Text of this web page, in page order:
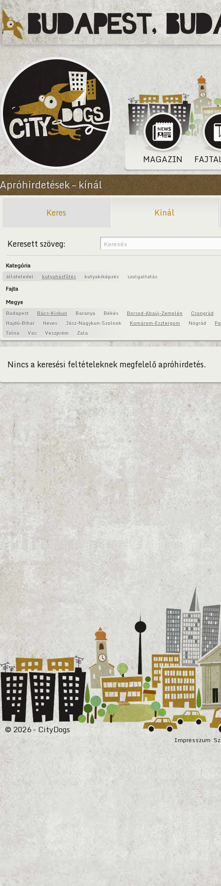
MAGAZIN
Apróhirdetések – kínál
Keres Kínál
Keresett szöveg:
Kategória
állateledel kutyaházfűtés kutyakiképzés szolgaltatás
Fajta
Megye
Budapest Bács-Kiskun Baranya Békés Borsod-Abaúj-Zemplén
Csongrád
Hajdú-Bihar
Heves Jász-Nagykun-Szolnok Komárom-Esztergom Nógrád
Tolna
Vas Veszprém Zala
Nincs a keresési feltételeknek megfelelő apróhirdetés.
Impresszum
© 2026 - CityDogs